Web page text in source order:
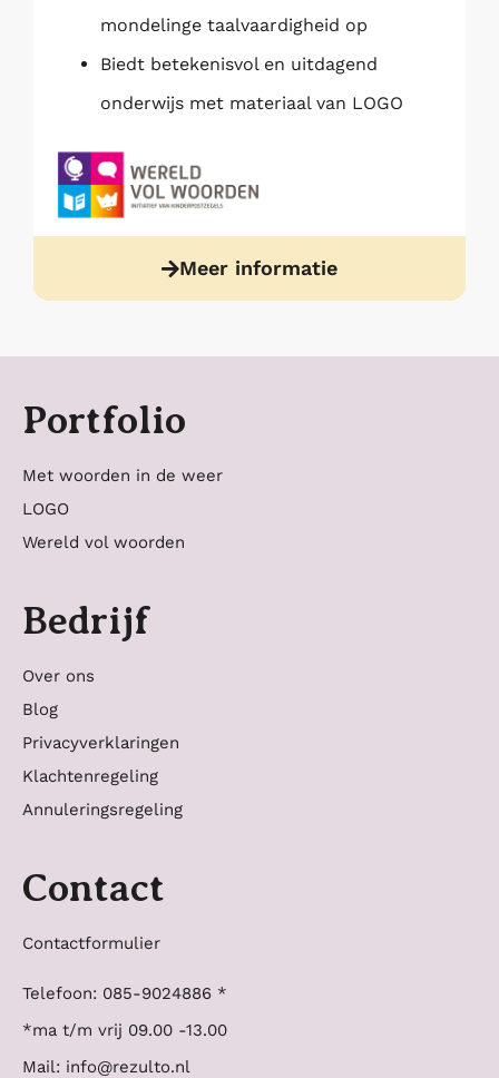
mondelinge taalvaardigheid op
Biedt betekenisvol en uitdagend
onderwijs met materiaal van LOGO
Meer informatie
Portfolio
Met woorden in de weer
LOGO
Wereld vol woorden
Bedrijf
Over ons
Blog
Privacyverklaringen
Klachtenregeling
Annuleringsregeling
Contact
Contactformulier
Telefoon: 085-9024886 *
*ma t/m vrij 09.00 -13.00
Mail: info@rezulto.nl